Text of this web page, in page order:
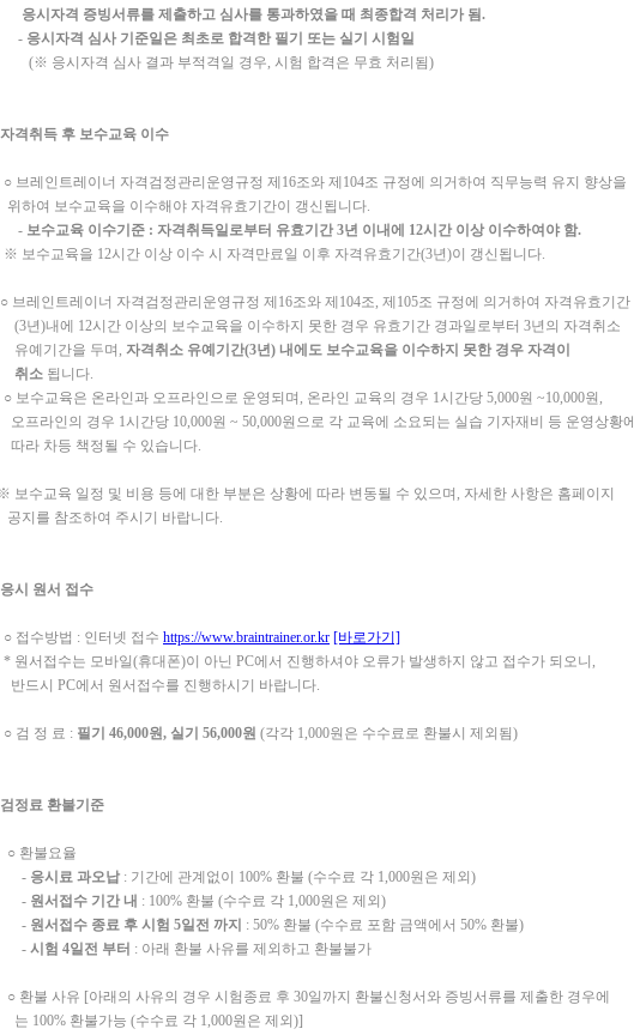
시자격 증빙서류를 제출하고 심사를 통과하였을 때 최종합격 처리가 됨.
응시자격 심사 기준일은 최초로 합격한 필기 또는 실기 시험일
응시자격 심사 결과 부적격일 경우, 시험 합격은 무효 처리됨)
자격취득 후 보수교육 이수
브레인트레이너 자격검정관리운영규정 제16조와 제104조 규정에 의거하여 직무능력 유지 향상을
하여 보수교육을 이수해야 자격유효기간이 갱신됩니다.
보수교육 이수기준 : 자격취득일로부터 유효기간 3년 이내에 12시간 이상 이수하여야 함.
보수교육을 12시간 이상 이수 시 자격만료일 이후 자격유효기간(3년)이 갱신됩니다.
브레인트레이너 자격검정관리운영규정 제16조와 제104조, 제105조 규정에 의거하여 자격유효기간
년)내에 12시간 이상의 보수교육을 이수하지 못한 경우 유효기간 경과일로부터 3년의 자격취소
예기간을 두며, 자격취소 유예기간(3년) 내에도 보수교육을 이수하지 못한 경우 자격이
소 됩니다.
보수교육은 온라인과 오프라인으로 운영되며, 온라인 교육의 경우 1시간당 5,000원 ~10,000원,
프라인의 경우 1시간당 10,000원 ~ 50,000원으로 각 교육에 소요되는 실습 기자재비 등 운영상황에
라 차등 책정될 수 있습니다.
보수교육 일정 및 비용 등에 대한 부분은 상황에 따라 변동될 수 있으며, 자세한 사항은 홈페이지
지를 참조하여 주시기 바랍니다.
응시 원서 접수
접수방법 : 인터넷 접수 https://www.braintrainer.or.kr [바로가기]
원서접수는 모바일(휴대폰)이 아닌 PC에서 진행하셔야 오류가 발생하지 않고 접수가 되오니,
드시 PC에서 원서접수를 진행하시기 바랍니다.
검 정 료 : 필기 46,000원, 실기 56,000원 (각각 1,000원은 수수료로 환불시 제외됨)
검정료 환불기준
환불요율
응시료 과오납 : 기간에 관계없이 100% 환불 (수수료 각 1,000원은 제외)
원서접수 기간 내 : 100% 환불 (수수료 각 1,000원은 제외)
원서접수 종료 후 시험 5일전 까지 : 50% 환불 (수수료 포함 금액에서 50% 환불)
시험 4일전 부터 : 아래 환불 사유를 제외하고 환불불가
환불 사유 [아래의 사유의 경우 시험종료 후 30일까지 환불신청서와 증빙서류를 제출한 경우에
100% 환불가능 (수수료 각 1,000원은 제외)]